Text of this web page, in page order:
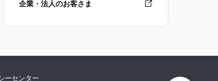
企業・法人のお客さま
ーセンター